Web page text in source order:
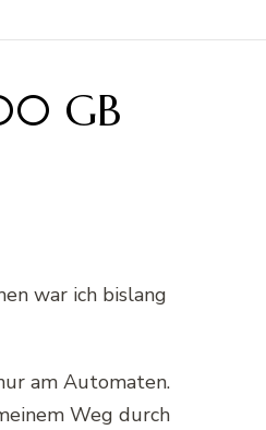
GB
war ich bislang
am Automaten.
Weg durch